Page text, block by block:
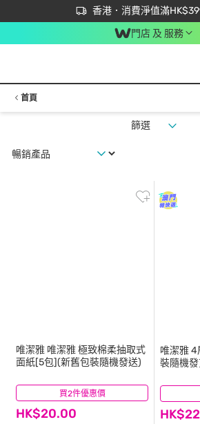
香港．消費淨值滿
立即成為易賞錢會員盡享
首次APP下單買滿$450 輸入
門店 及 服務
首頁
篩選
買2件優惠價
唯潔雅 唯潔雅 極致棉柔抽取式
面紙[5包](新舊包裝隨機發送)
HK$20.00
(185)
唯潔雅4
裝隨機